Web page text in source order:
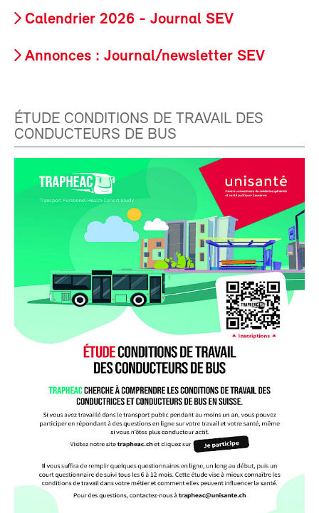
Calendrier 2026 - Journal SEV
Annonces : Journal/newsletter SEV
ÉTUDE CONDITIONS DE TRAVAIL DES
CONDUCTEURS DE BUS